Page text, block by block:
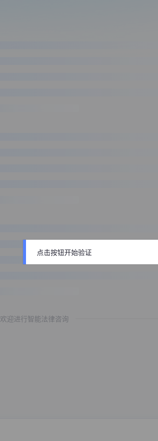
欢迎进行智能法律咨询
点击按钮开始验证